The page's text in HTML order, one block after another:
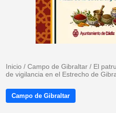
Inicio / Campo de Gibraltar / El
de vigilancia en el Estrecho de
Campo de Gibraltar